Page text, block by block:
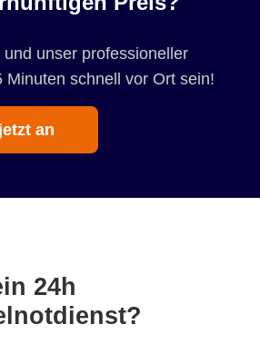
unser professioneller
Minuten schnell vor Ort sein!
an
24h